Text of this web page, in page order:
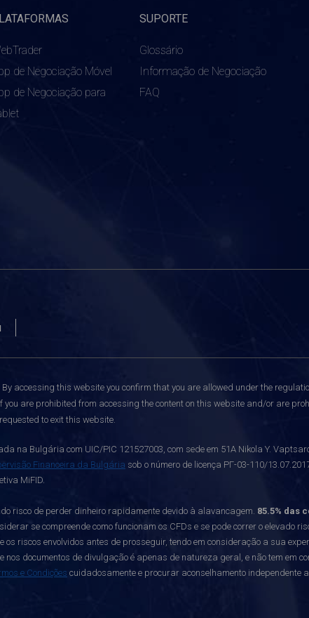
de Negociação Móvel
de Negociação para
SUPORTE
Glossário
Informação de Negociação
FAQ
By accessing this website you confirm that you are allowed under the
are prohibited from accessing the content on this website and/or are
to exit this website.
na Bulgária com UIC/PIC 121527003, com sede em 51A Nikola Y.
Financeira da Bulgária sob o número de licença РГ-03-110/
MiFID.
risco de perder dinheiro rapidamente devido à alavancagem. 85.5% das
se compreende como funcionam os CFDs e se pode correr o elevado
riscos envolvidos antes de prosseguir, tendo em consideração a sua
nos documentos de divulgação é apenas de natureza geral, e não tem em
e Condições cuidadosamente e procurar aconselhamento independente